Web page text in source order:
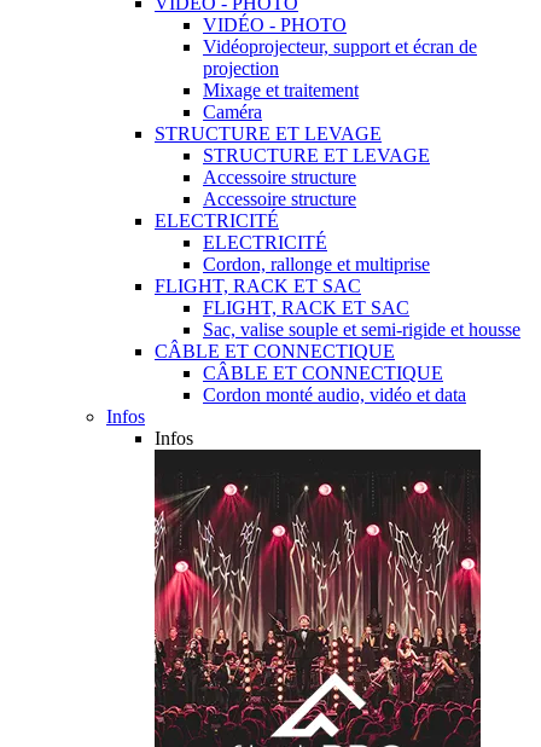
VIDÉO - PHOTO
Vidéoprojecteur, support et écran de
projection
Mixage et traitement
Caméra
STRUCTURE ET LEVAGE
STRUCTURE ET LEVAGE
Accessoire structure
Accessoire structure
ELECTRICITÉ
ELECTRICITÉ
Cordon, rallonge et multiprise
FLIGHT, RACK ET SAC
FLIGHT, RACK ET SAC
Sac, valise souple et semi-rigide et housse
CÂBLE ET CONNECTIQUE
CÂBLE ET CONNECTIQUE
Cordon monté audio, vidéo et data
Infos
Infos